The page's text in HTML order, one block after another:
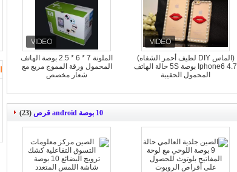
الملونة 7 * 6 * 2.5 بوصة الهاتف
المحمول ورقة المموج مربع مع
شعار مخصص
(الماس DIY لطيف أحمر الشفاه)
Iphone6 ​​4.7 بوصة 5S حالة الهاتف
المحمول الحقيبة
10 بوصة android قرص (23)